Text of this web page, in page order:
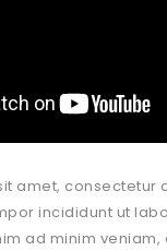
amet, consectetur
incididunt ut
ad minim veniam,